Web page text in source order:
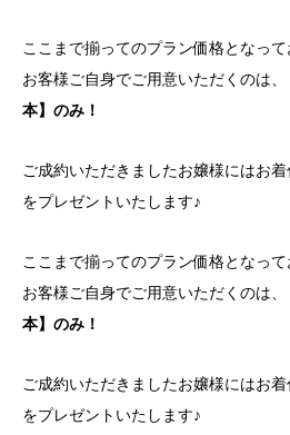
ここまで揃ってのプラン価格となっ
お客様ご自身でご用意いただくのは、
本】のみ！
ご成約いただきましたお嬢様にはお
をプレゼントいたします♪
ここまで揃ってのプラン価格となっ
お客様ご自身でご用意いただくのは、
本】のみ！
ご成約いただきましたお嬢様にはお
をプレゼントいたします♪